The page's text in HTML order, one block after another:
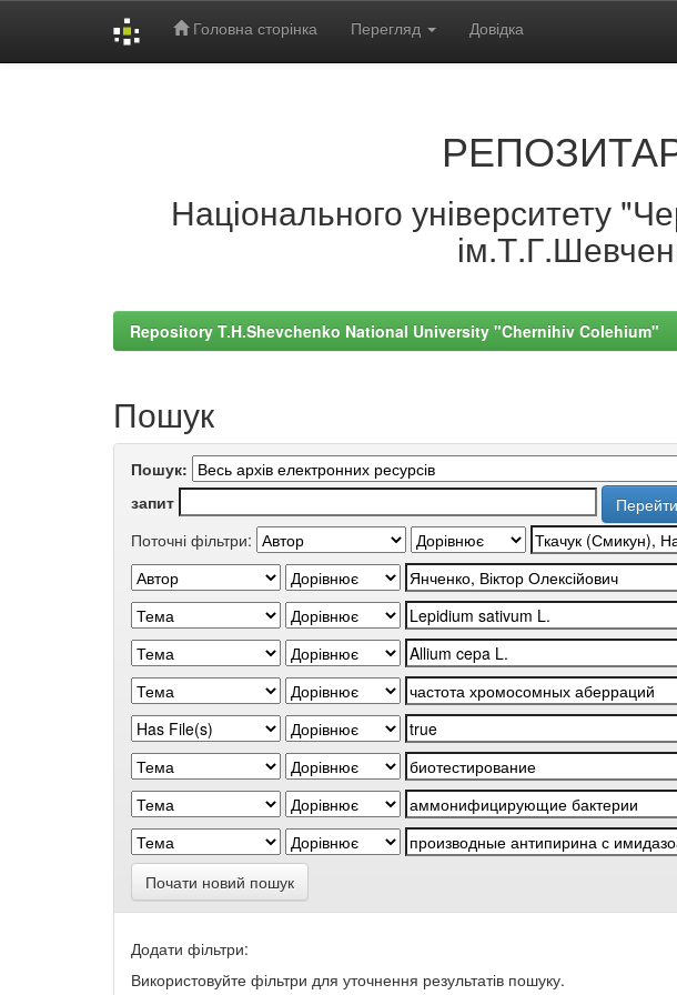
Головна сторінка Перегляд Довідка
Національного університету
Repository T.H.Shevchenko National University "Chernihiv Colehium"
Пошук
Пошук:
запит
Поточні фільтри:
Почати новий пошук
Додати фільтри:
Використовуйте фільтри для уточнення результатів пошуку.